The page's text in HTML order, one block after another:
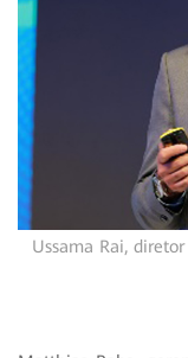
Ussama Rai,